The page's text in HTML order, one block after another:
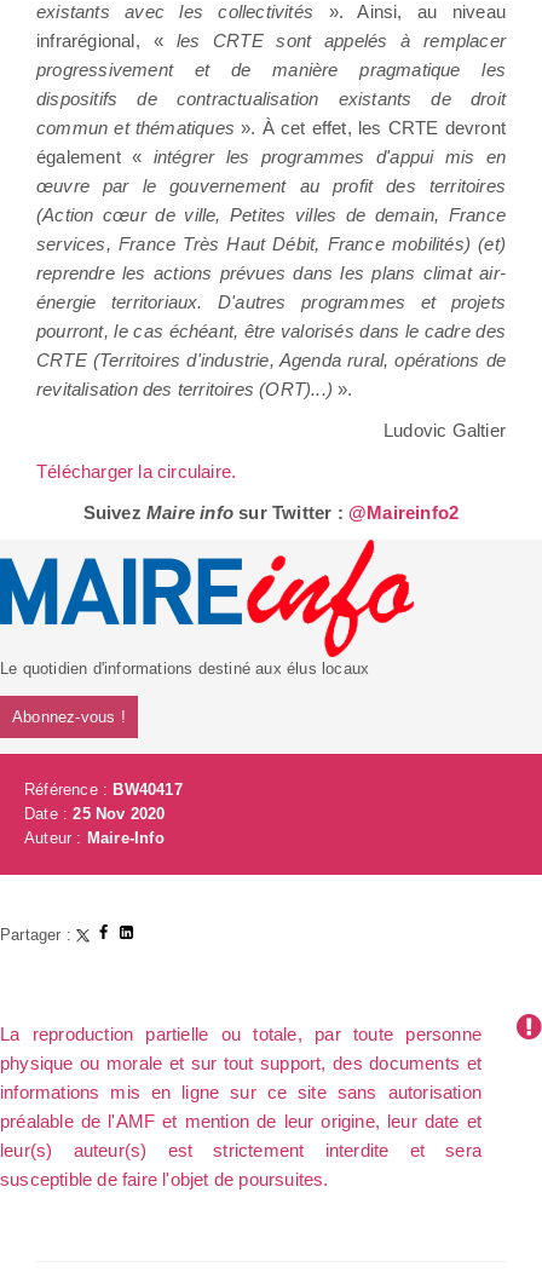
existants avec les collectivités ». Ainsi, au niveau
infrarégional, « les CRTE sont appelés à remplacer
progressivement et de manière pragmatique les
dispositifs de contractualisation existants de droit
commun et thématiques». À cet effet, les CRTE devront
également « intégrer les programmes d'appui mis en
œuvre par le gouvernement au profit des territoires
(Action cœur de ville, Petites villes de demain, France
services, France Très Haut Débit, France mobilités) (et)
reprendre les actions prévues dans les plans climat air-
énergie territoriaux. D'autres programmes et projets
pourront, le cas échéant, être valorisés dans le cadre des
CRTE (Territoires d'industrie, Agenda rural, opérations de
revitalisation des territoires (ORT)...)».
Ludovic Galtier
Télécharger la circulaire.
SuivezMaire info sur Twitter : @Maireinfo2
Le quotidien d'informations destiné aux élus locaux
Abonnez-vous !
Référence : BW40417
Date :25 Nov 2020
Auteur : Maire-Info
Partager :
La reproduction partielle ou totale, par toute personne
physique ou morale et sur tout support, des documents et
informations mis en ligne sur ce site sans autorisation
préalable de l'AMF et mention de leur origine, leur date et
leur(s) auteur(s) est strictement interdite et sera
susceptible de faire l'objet de poursuites.